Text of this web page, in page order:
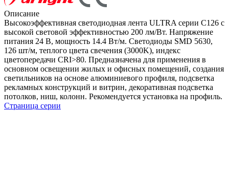
Описание
Высокоэффективная светодиодная лента ULTRA серии C126 с
высокой световой эффективностью 200 лм/Вт. Напряжение
питания 24 В, мощность 14.4 Вт/м. Светодиоды SMD 5630,
126 шт/м, теплого цвета свечения (3000K), индекс
цветопередачи CRI>80. Предназначена для применения в
основном освещении жилых и офисных помещений, создания
светильников на основе алюминиевого профиля, подсветка
рекламных конструкций и витрин, декоративная подсветка
потолков, ниш, колонн. Рекомендуется установка на профиль.
Страница серии